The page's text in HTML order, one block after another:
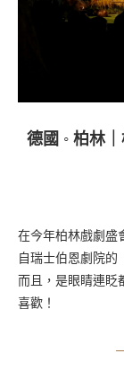
德國 ◦ 柏林
在今年柏林戲劇盛
自瑞士伯恩劇院的
而且，是眼睛連眨
喜歡！